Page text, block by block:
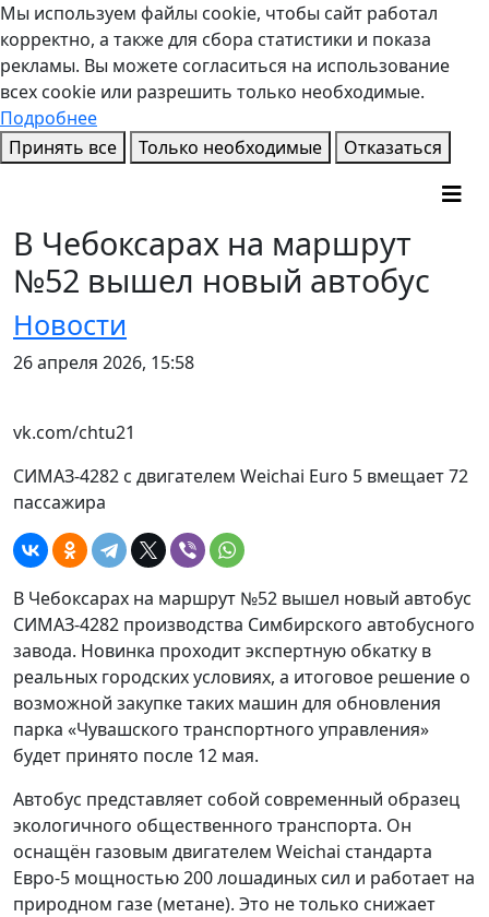
Мы используем файлы cookie, чтобы сайт работал
корректно, а также для сбора статистики и показа
рекламы. Вы можете согласиться на использование
всех cookie или разрешить только необходимые.
Подробнее
Принять все
Только необходимые Отказаться
В Чебоксарах на маршрут
№52 вышел новый автобус
Новости
26 апреля 2026, 15:58
vk.com/chtu21
СИМАЗ-4282 с двигателем Weichai Euro 5 вмещает 72
пассажира
В Чебоксарах на маршрут №52 вышел новый автобус
СИМАЗ-4282 производства Симбирского автобусного
завода. Новинка проходит экспертную обкатку в
реальных городских условиях, а итоговое решение о
возможной закупке таких машин для обновления
парка «Чувашского транспортного управления»
будет принято после 12 мая.
Автобус представляет собой современный образец
экологичного общественного транспорта. Он
оснащён газовым двигателем Weichai стандарта
Евро-5 мощностью 200 лошадиных сил и работает на
природном газе (метане). Это не только снижает